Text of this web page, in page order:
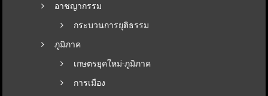
อาชญากรรม
กระบวนการยุติธรรม
ภูมิภาค
เกษตรยุคใหม่-ภูมิภาค
การเมือง